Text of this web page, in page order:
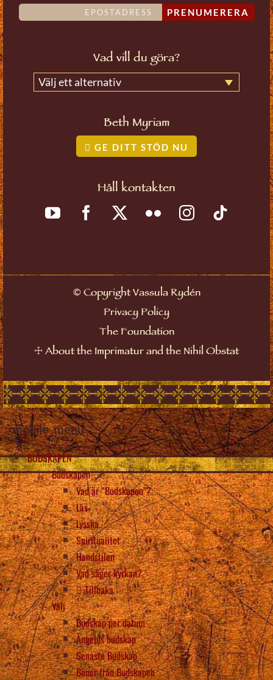
PRENUMERERA
Vad vill du göra?
Välj ett alternativ
Beth Myriam
GE DITT STÖD NU
Håll kontakten
©Copyright Vassula Rydén
Privacy Policy
The Foundation
☩ About the Imprimatur and the Nihil Obstat
mobile_menu
BUDSKAPEN
Budskapen
Vad är “Budskapen”?
Läs
Lyssna
Spiritualitet
Handstilen
Vad säger kyrkan?
Tillbaka
Välj
Budskap per datum
Ängelns budskap
Senaste Budskap
Böner från Budskapen